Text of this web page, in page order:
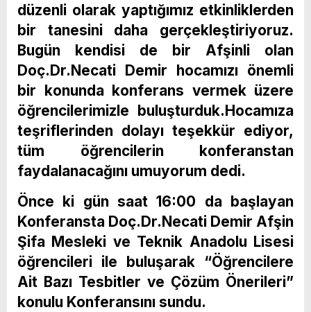
düzenli olarak yaptığımız etkinliklerden
bir tanesini daha gerçekleştiriyoruz.
Bugün kendisi de bir Afşinli olan
Doç.Dr.Necati Demir hocamızı önemli
bir konunda konferans vermek üzere
öğrencilerimizle buluşturduk.Hocamıza
teşriflerinden dolayı teşekkür ediyor,
tüm öğrencilerin konferanstan
faydalanacağını umuyorum dedi.
Önce ki gün saat 16:00 da başlayan
Konferansta Doç.Dr.Necati Demir Afşin
Şifa Mesleki ve Teknik Anadolu Lisesi
öğrencileri ile buluşarak “Öğrencilere
Ait Bazı Tesbitler ve Çözüm Önerileri”
konulu Konferansını sundu.